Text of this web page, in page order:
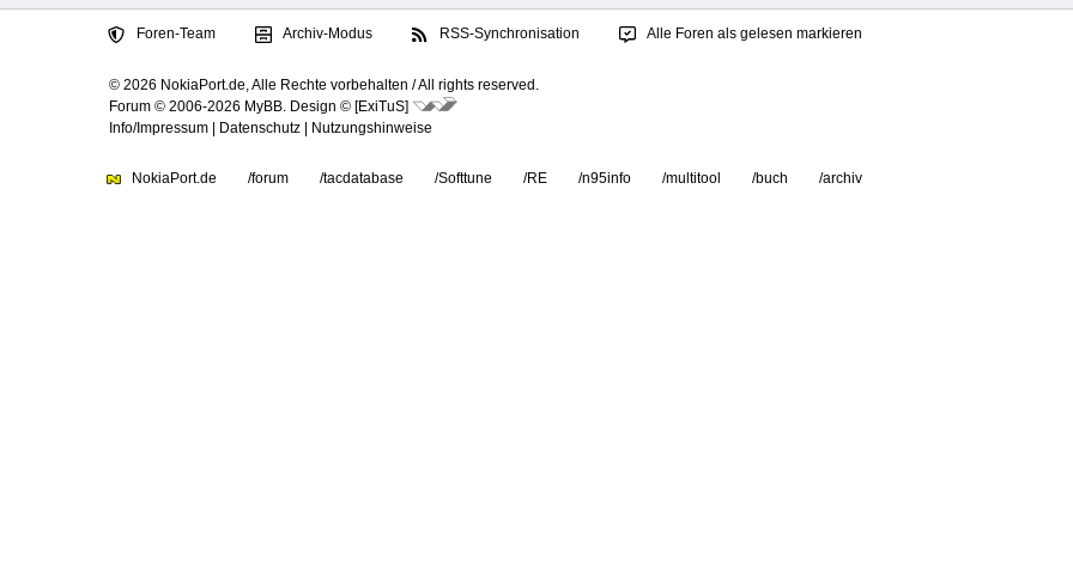
Foren-Team Archiv-Modus RSS-Synchronisation Alle Foren als gelesen markieren
© 2026 NokiaPort.de, Alle Rechte vorbehalten /All rights reserved.
Forum © 2006-2026 MyBB
Design © [ExiTuS]
Info/Impressum
Datenschutz Nutzungshinweise
NokiaPort.de /forum /tacdatabase /Softtune /RE /n95info /multitool /buch /archiv